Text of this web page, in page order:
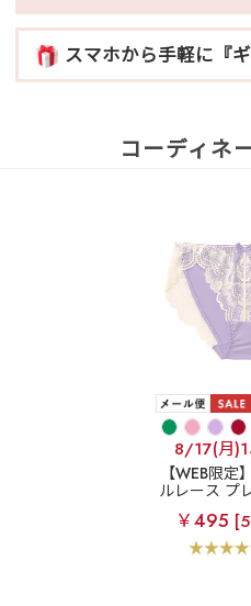
スマホから手軽に『
コーディネ
8/17(月
【WEB限定
ルレース プ
ツ
￥495